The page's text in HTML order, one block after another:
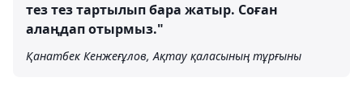
тез тез тартылып бара жатыр. Соған
алаңдап отырмыз."
Қанатбек Кенжеғұлов, Ақтау қаласының тұрғыны